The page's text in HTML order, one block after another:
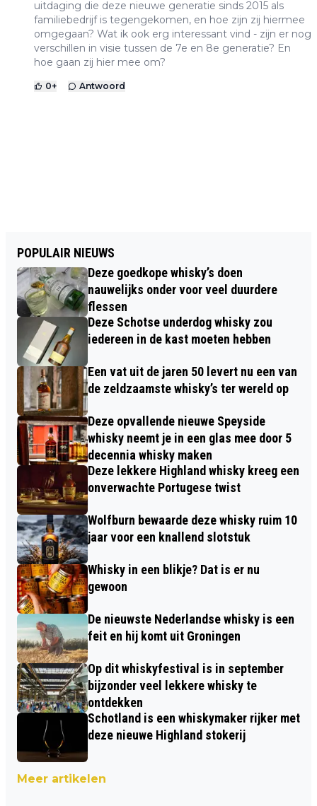
uitdaging die deze nieuwe generatie sinds 2015 als
familiebedrijf is tegengekomen, en hoe zijn zij hiermee
omgegaan? Wat ik ook erg interessant vind - zijn er nog
verschillen in visie tussen de 7e en 8e generatie? En
hoe gaan zij hier mee om?
0+ Antwoord
POPULAIR NIEUWS
Deze goedkope whisky’s doen
nauwelijks onder voor veel duurdere
flessen
Deze Schotse underdog whisky zou
iedereen in de kast moeten hebben
Een vat uit de jaren 50 levert nu een van
de zeldzaamste whisky’s ter wereld op
Deze opvallende nieuwe Speyside
whisky neemt je in een glas mee door 5
decennia whisky maken
Deze lekkere Highland whisky kreeg een
onverwachte Portugese twist
Wolfburn bewaarde deze whisky ruim 10
jaar voor een knallend slotstuk
Whisky in een blikje? Dat is er nu
gewoon
De nieuwste Nederlandse whisky is een
feit en hij komt uit Groningen
Op dit whiskyfestival is in september
bijzonder veel lekkere whisky te
ontdekken
Schotland is een whiskymaker rijker met
deze nieuwe Highland stokerij
Meer artikelen